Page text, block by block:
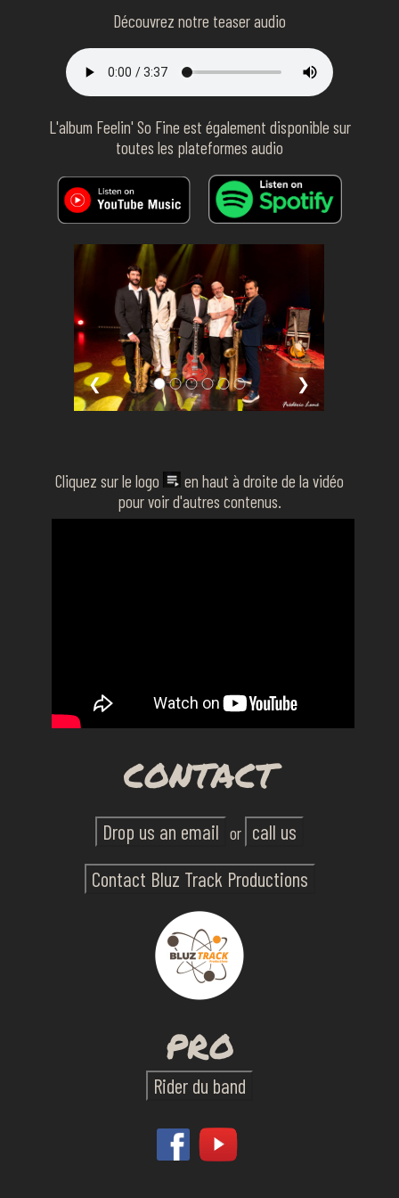
Découvrez notre teaser audio
L'album Feelin' So Fine est également disponible sur
toutes les plateformes audio
Cliquez sur le logo
en haut à droite de la vidéo
pour voir d'autres contenus.
CONTACT
Drop us an email or call us
Contact Bluz Track Productions
PRO
Rider du band